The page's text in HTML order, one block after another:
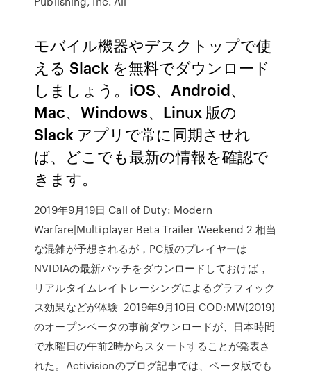
モバイル機器やデスクトップで使
える Slack を無料でダウンロード
しましょう。iOS、Android、
Mac、Windows、Linux 版の
Slack アプリで常に同期させれ
ば、どこでも最新の情報を確認で
きます。
2019年9月19日 Call of Duty: Modern
Warfare|Multiplayer Beta Trailer Weekend 2 相当
な混雑が予想されるが，PC版のプレイヤーは
NVIDIAの最新パッチをダウンロードしておけば，
リアルタイムレイトレーシングによるグラフィック
ス効果などが体験 2019年9月10日 COD:MW(2019)
のオープンベータの事前ダウンロードが、日本時間
で水曜日の午前2時からスタートすることが発表さ
れた。Activisionのブログ記事では、ベータ版でも